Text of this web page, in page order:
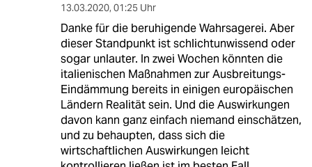
13.03.2020, 01:25 Uhr
Danke für die beruhigende Wahrsagerei. Aber
dieser Standpunkt ist schlichtunwissend oder
sogar unlauter. In zwei Wochen könnten die
italienischen Maßnahmen zur Ausbreitungs-
Eindämmung bereits in einigen europäischen
Ländern Realität sein. Und die Auswirkungen
davon kann ganz einfach niemand einschätzen,
und zu behaupten, dass sich die
wirtschaftlichen Auswirkungen leicht